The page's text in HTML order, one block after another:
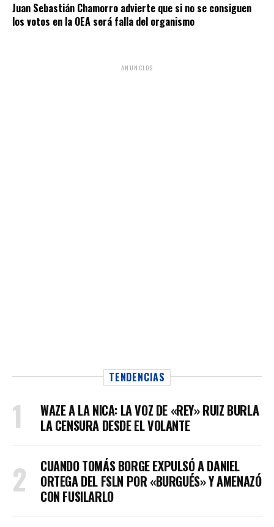
Juan Sebastián Chamorro advierte que si no se consiguen
los votos en la OEA será falla del organismo
ANUNCIOS
TENDENCIAS
WAZE A LA NICA: LA VOZ DE «REY» RUIZ BURLA
LA CENSURA DESDE EL VOLANTE
CUANDO TOMÁS BORGE EXPULSÓ A DANIEL
ORTEGA DEL FSLN POR «BURGUÉS» Y AMENAZÓ
CON FUSILARLO